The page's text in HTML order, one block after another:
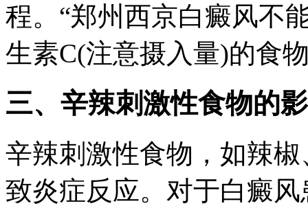
程。“郑州西京白癜风不
生素C(注意摄入量)的食
三、辛辣刺激性食物的
辛辣刺激性食物，如辣
致炎症反应。对于白癜